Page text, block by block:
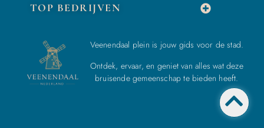
TOP BEDRIJVEN
Veenendaal plein is jouw gids voor de stad.
Ontdek, ervaar, en geniet van alles wat deze
bruisende gemeenschap te bieden heeft.